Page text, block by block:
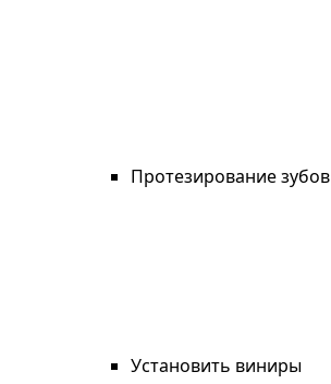
Протезирование зубов
Установить виниры